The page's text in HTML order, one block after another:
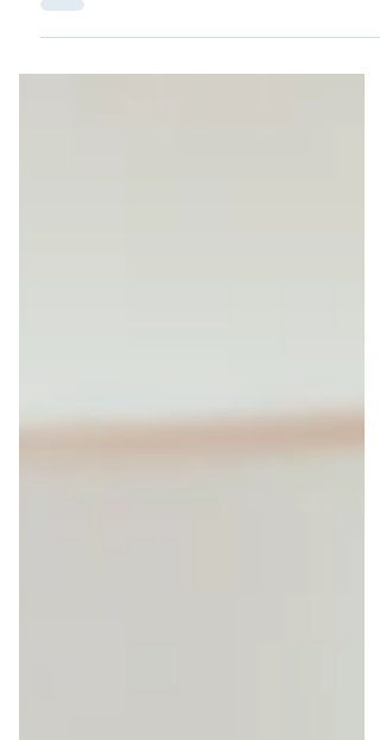
aumentando el número de adeptos cada
temporada